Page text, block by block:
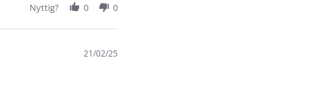
Nyttig? 0 0
21/02/25